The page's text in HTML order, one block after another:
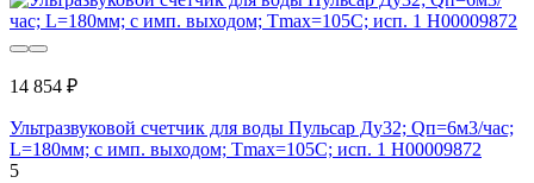
14 854 ₽
Ультразвуковой счетчик для воды Пульсар Ду32; Qп=6м3/час;
L=180мм; с имп. выходом; Тmах=105С; исп. 1 Н00009872
5